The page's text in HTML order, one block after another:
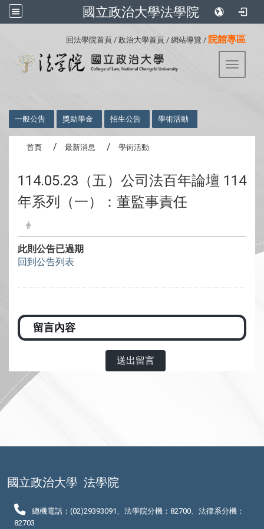
國立政治大學法學院
回法學院首頁 / 政治大學首頁 / 網站導覽 / 院館專區
Toggle
一般公告 獎助學金 招生公告 學術活動
首頁 最新消息 學術活動
114.05.23（五）公司法百年論壇 114
年系列（一）：董監事責任
此則公告已過期
回到公告列表
送出留言
國立政治大學 法學院
總機電話：(02)29393091、法學院分機：82700、法律系分機：
82703